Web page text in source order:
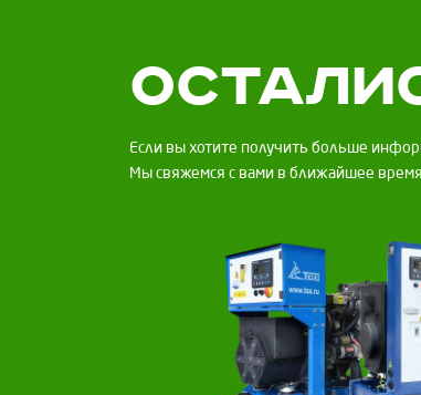
Если вы хотите получить больше
Мы свяжемся с вами в ближайшее время.